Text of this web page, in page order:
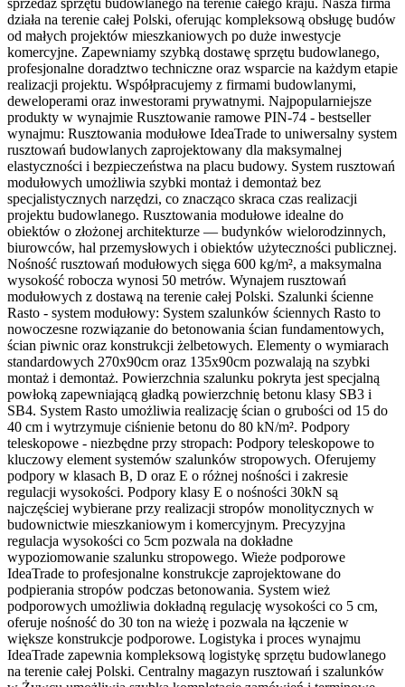
działa na terenie całej Polski, oferując kompleksową obsługę budów
od małych projektów mieszkaniowych po duże inwestycje
komercyjne. Zapewniamy szybką dostawę sprzętu budowlanego,
profesjonalne doradztwo techniczne oraz wsparcie na każdym etapie
realizacji projektu. Współpracujemy z firmami budowlanymi,
deweloperami oraz inwestorami prywatnymi. Najpopularniejsze
produkty w wynajmie Rusztowanie ramowe PIN-74 - bestseller
wynajmu: Rusztowania modułowe IdeaTrade to uniwersalny system
rusztowań budowlanych zaprojektowany dla maksymalnej
elastyczności i bezpieczeństwa na placu budowy. System rusztowań
modułowych umożliwia szybki montaż i demontaż bez
specjalistycznych narzędzi, co znacząco skraca czas realizacji
projektu budowlanego. Rusztowania modułowe idealne do
obiektów o złożonej architekturze — budynków wielorodzinnych,
biurowców, hal przemysłowych i obiektów użyteczności publicznej.
Nośność rusztowań modułowych sięga 600 kg/m², a maksymalna
wysokość robocza wynosi 50 metrów. Wynajem rusztowań
modułowych z dostawą na terenie całej Polski. Szalunki ścienne
Rasto - system modułowy: System szalunków ściennych Rasto to
nowoczesne rozwiązanie do betonowania ścian fundamentowych,
ścian piwnic oraz konstrukcji żelbetowych. Elementy o wymiarach
standardowych 270x90cm oraz 135x90cm pozwalają na szybki
montaż i demontaż. Powierzchnia szalunku pokryta jest specjalną
powłoką zapewniającą gładką powierzchnię betonu klasy SB3 i
SB4. System Rasto umożliwia realizację ścian o grubości od 15 do
40 cm i wytrzymuje ciśnienie betonu do 80 kN/m². Podpory
teleskopowe - niezbędne przy stropach: Podpory teleskopowe to
kluczowy element systemów szalunków stropowych. Oferujemy
podpory w klasach B, D oraz E o różnej nośności i zakresie
regulacji wysokości. Podpory klasy E o nośności 30kN są
najczęściej wybierane przy realizacji stropów monolitycznych w
budownictwie mieszkaniowym i komercyjnym. Precyzyjna
regulacja wysokości co 5cm pozwala na dokładne
wypoziomowanie szalunku stropowego. Wieże podporowe
IdeaTrade to profesjonalne konstrukcje zaprojektowane do
podpierania stropów podczas betonowania. System wież
podporowych umożliwia dokładną regulację wysokości co 5 cm,
oferuje nośność do 30 ton na wieżę i pozwala na łączenie w
większe konstrukcje podporowe. Logistyka i proces wynajmu
IdeaTrade zapewnia kompleksową logistykę sprzętu budowlanego
na terenie całej Polski. Centralny magazyn rusztowań i szalunków